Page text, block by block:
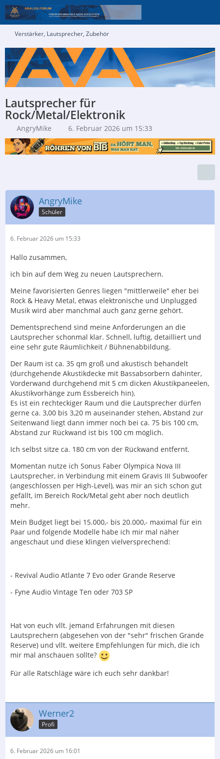
Verstärker, Lautsprecher, Zubehör
Lautsprecher für
Rock/Metal/Elektronik
AngryMike 6. Februar 2026 um 15:33
AngryMike
Schüler
6. Februar 2026 um 15:33
Hallo zusammen,
ich bin auf dem Weg zu neuen Lautsprechern.
Meine favorisierten Genres liegen "mittlerweile" eher bei
Rock & Heavy Metal, etwas elektronische und Unplugged
Musik wird aber manchmal auch ganz gerne gehört.
Dementsprechend sind meine Anforderungen an die
Lautsprecher schonmal klar. Schnell, luftig, detailliert und
eine sehr gute Räumlichkeit / Bühnenabbildung.
Der Raum ist ca. 35 qm groß und akustisch behandelt
(durchgehende Akustikdecke mit Bassabsorbern dahinter,
Vorderwand durchgehend mit 5 cm dicken Akustikpaneelen,
Akustikvorhänge zum Essbereich hin).
Es ist ein rechteckiger Raum und die Lautsprecher dürfen
gerne ca. 3,00 bis 3,20 m auseinander stehen, Abstand zur
Seitenwand liegt dann immer noch bei ca. 75 bis 100 cm,
Abstand zur Rückwand ist bis 100 cm möglich.
Ich selbst sitze ca. 180 cm von der Rückwand entfernt.
Momentan nutze ich Sonus Faber Olympica Nova III
Lautsprecher, in Verbindung mit einem Gravis III Subwoofer
(angeschlossen per High-Level), was mir an sich schon gut
gefällt, im Bereich Rock/Metal geht aber noch deutlich
mehr.
Mein Budget liegt bei 15.000,- bis 20.000,- maximal für ein
Paar und folgende Modelle habe ich mir mal näher
angeschaut und diese klingen vielversprechend:
- Revival Audio Atlante 7 Evo oder Grande Reserve
- Fyne Audio Vintage Ten oder 703 SP
Hat von euch vllt. jemand Erfahrungen mit diesen
Lautsprechern (abgesehen von der "sehr" frischen Grande
Reserve) und vllt. weitere Empfehlungen für mich, die ich
mir mal anschauen sollte?
Für alle Ratschläge wäre ich euch sehr dankbar!
Werner2
Profi
6. Februar 2026 um 16:01